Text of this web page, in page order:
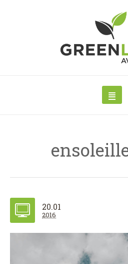
20.01
2016